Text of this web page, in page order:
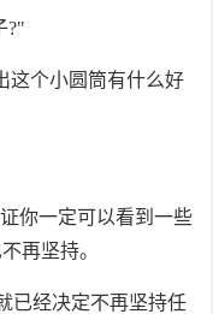
?"
这个小圆筒有什么好
你一定可以看到一些
再坚持。
已经决定不再坚持任